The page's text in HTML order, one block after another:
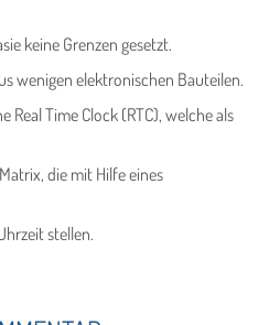
keine Grenzen gesetzt.
wenigen elektronischen Bauteilen.
Real Time Clock (RTC), welche als
die mit Hilfe eines
stellen.